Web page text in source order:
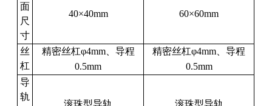
面
尺
寸
40×40mm 60×60mm
丝
杠
精密丝杠φ4mm、导程
0.5mm
精密丝杠φ4mm 、导程
0.5mm
导
轨
滚珠型导轨 滚珠型导轨